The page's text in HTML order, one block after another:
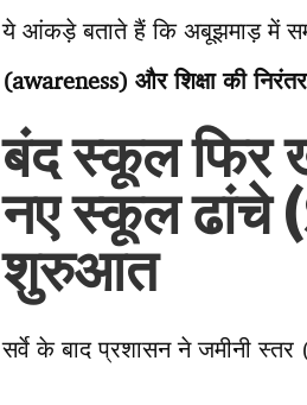
ये आंकड़े बताते हैं कि अबूझमाड़ में
(awareness) और शिक्षा की
बंद स्कूल फिर
नए स्कूल ढांचे
शुरुआत
सर्वे के बाद प्रशासन ने जमीनी